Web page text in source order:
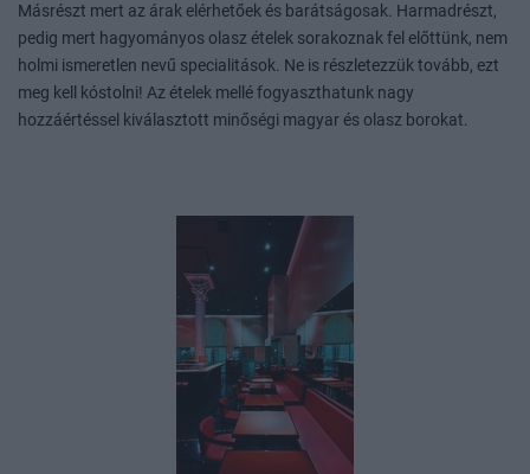
Másrészt mert az árak elérhetőek és barátságosak. Harmadrészt,
pedig mert hagyományos olasz ételek sorakoznak fel előttünk, nem
holmi ismeretlen nevű specialitások. Ne is részletezzük tovább, ezt
meg kell kóstolni! Az ételek mellé fogyaszthatunk nagy
hozzáértéssel kiválasztott minőségi magyar és olasz borokat.